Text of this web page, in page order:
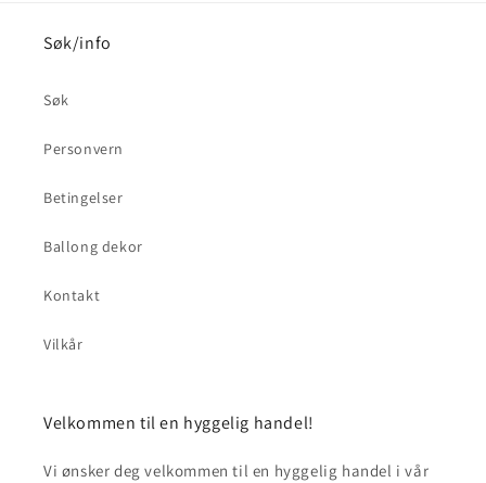
Søk/info
Søk
Personvern
Betingelser
Ballong dekor
Kontakt
Vilkår
Velkommen til en hyggelig handel!
Vi ønsker deg velkommen til en hyggelig handel i vår